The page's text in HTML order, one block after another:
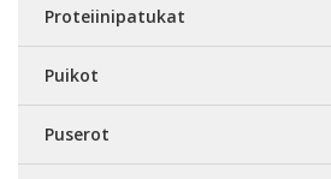
Proteiinipatukat
Puikot
Puserot